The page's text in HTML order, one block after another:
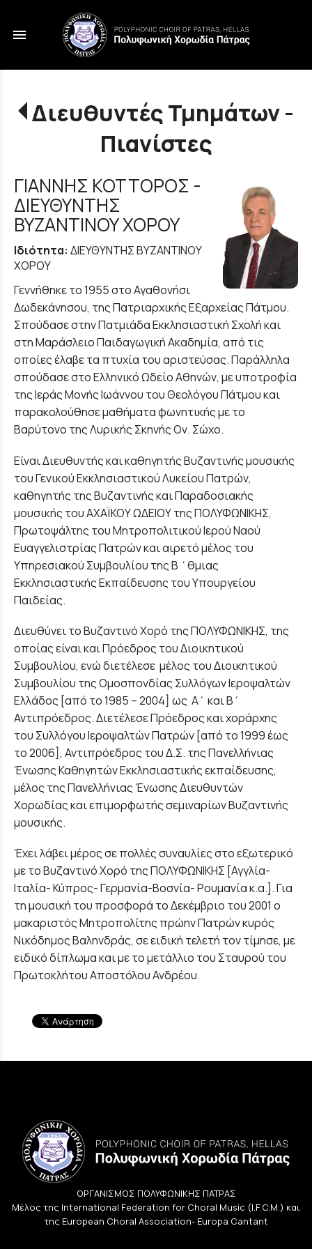
menu
Διευθυντές Τμημάτων -
Πιανίστες
ΓΙΑΝΝΗΣ ΚΟΤΤΟΡΟΣ -
ΔΙΕΥΘΥΝΤΗΣ
ΒΥΖΑΝΤΙΝΟΥ ΧΟΡΟΥ
Ιδιότητα: ΔΙΕΥΘΥΝΤΗΣ ΒΥΖΑΝΤΙΝΟΥ
ΧΟΡΟΥ
Γεννήθηκε το 1955 στο Αγαθονήσι
Δωδεκάνησου, της Πατριαρχικής Εξαρχείας Πάτμου.
Σπούδασε στην Πατμιάδα Εκκλησιαστική Σχολή και
στη Μαράσλειο Παιδαγωγική Ακαδημία, από τις
οποίες έλαβε τα πτυχία του αριστεύσας. Παράλληλα
σπούδασε στο Ελληνικό Ωδείο Αθηνών, με υποτροφία
της Ιεράς Μονής Ιωάννου του Θεολόγου Πάτμου και
παρακολούθησε μαθήματα φωνητικής με το
Βαρύτονο της Λυρικής Σκηνής Ον. Σώχο.
Είναι Διευθυντής και καθηγητής Βυζαντινής μουσικής
του Γενικού Εκκλησιαστικού Λυκείου Πατρών,
καθηγητής της Βυζαντινής και Παραδοσιακής
μουσικής του ΑΧΑΪΚΟΥ ΩΔΕΙΟΥ της ΠΟΛΥΦΩΝΙΚΗΣ,
Πρωτοψάλτης του Μητροπολιτικού Ιερού Ναού
Ευαγγελιστρίας Πατρών και αιρετό μέλος του
Υπηρεσιακού Συμβουλίου της Β ΄θμιας
Εκκλησιαστικής Εκπαίδευσης του Υπουργείου
Παιδείας.
Διευθύνει το Βυζαντινό Χορό της ΠΟΛΥΦΩΝΙΚΗΣ, της
οποίας είναι και Πρόεδρος του Διοικητικού
Συμβουλίου, ενώ διετέλεσε μέλος του Διοικητικού
Συμβουλίου της Ομοσπονδίας Συλλόγων Ιεροψαλτών
Ελλάδος [από το 1985 – 2004] ως Α΄ και Β΄
Αντιπρόεδρος. Διετέλεσε Πρόεδρος και χοράρχης
του Συλλόγου Ιεροψαλτών Πατρών [από το 1999 έως
το 2006], Αντιπρόεδρος του Δ.Σ. της Πανελλήνιας
Ένωσης Καθηγητών Εκκλησιαστικής εκπαίδευσης,
μέλος της Πανελλήνιας Ένωσης Διευθυντών
Χορωδίας και επιμορφωτής σεμιναρίων Βυζαντινής
μουσικής.
Έχει λάβει μέρος σε πολλές συναυλίες στο εξωτερικό
με το Βυζαντινό Χορό της ΠΟΛΥΦΩΝΙΚΗΣ [Αγγλία-
Ιταλία- Κύπρος- Γερμανία-Βοσνία- Ρουμανία κ.α.]. Για
τη μουσική του προσφορά το Δεκέμβριο του 2001 ο
μακαριστός Μητροπολίτης πρώην Πατρών κυρός
Νικόδημος Βαληνδράς, σε ειδική τελετή τον τίμησε, με
ειδικό δίπλωμα και με το μετάλλιο του Σταυρού του
Πρωτοκλήτου Αποστόλου Ανδρέου.
ΟΡΓΑΝΙΣΜΟΣ ΠΟΛΥΦΩΝΙΚΗΣ ΠΑΤΡΑΣ
Μέλος της International Federation for Choral Music (I.F.C.M.) και
της European Choral Association- Europa Cantant